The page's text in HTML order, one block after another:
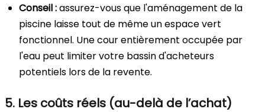
Conseil :assurez-vous que l'aménagement de la
piscine laisse tout de même un espace vert
fonctionnel. Une cour entièrement occupée par
l'eau peut limiter votre bassin d'acheteurs
potentiels lors de la revente.
5. Les coûts réels (au-delà de l’achat)